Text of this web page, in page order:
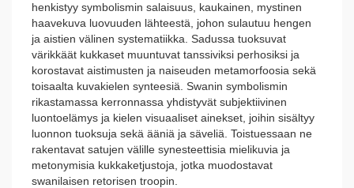
henkistyy symbolismin salaisuus, kaukainen, mystinen
haavekuva luovuuden lähteestä, johon sulautuu hengen
ja aistien välinen systematiikka. Sadussa tuoksuvat
värikkäät kukkaset muuntuvat tanssiviksi perhosiksi ja
korostavat aistimusten ja naiseuden metamorfoosia sekä
toisaalta kuvakielen synteesiä. Swanin symbolismin
rikastamassa kerronnassa yhdistyvät subjektiivinen
luontoelämys ja kielen visuaaliset ainekset, joihin sisältyy
luonnon tuoksuja sekä ääniä ja säveliä. Toistuessaan ne
rakentavat satujen välille synesteettisia mielikuvia ja
metonymisia kukkaketjustoja, jotka muodostavat
swanilaisen retorisen troopin.